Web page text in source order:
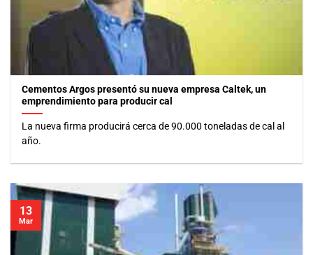
Cementos Argos presentó su nueva empresa Caltek, un
emprendimiento para producir cal
La nueva firma producirá cerca de 90.000 toneladas de cal al
año.
13
Mar